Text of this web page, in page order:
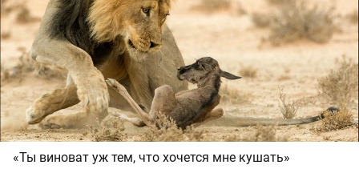
«Ты виноват уж тем, что хочется мне кушать»